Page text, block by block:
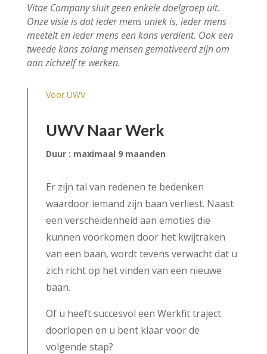
Vitae Company sluit geen enkele doelgroep uit.
Onze visie is dat ieder mens uniek is, ieder mens
meetelt en ieder mens een kans verdient. Ook een
tweede kans zolang mensen gemotiveerd zijn om
aan zichzelf te werken.
Voor UWV
UWV Naar Werk
Duur : maximaal 9 maanden
Er zijn tal van redenen te bedenken
waardoor iemand zijn baan verliest. Naast
een verscheidenheid aan emoties die
kunnen voorkomen door het kwijtraken
van een baan, wordt tevens verwacht dat u
zich richt op het vinden van een nieuwe
baan.
Of u heeft succesvol een Werkfit traject
doorlopen en u bent klaar voor de
volgende stap?